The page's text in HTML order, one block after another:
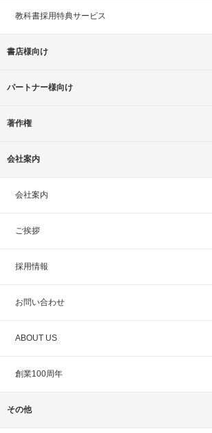
教科書採用特典サービス
書店様向け
パートナー様向け
著作権
会社案内
会社案内
ご挨拶
採用情報
お問い合わせ
ABOUT US
創業100周年
その他